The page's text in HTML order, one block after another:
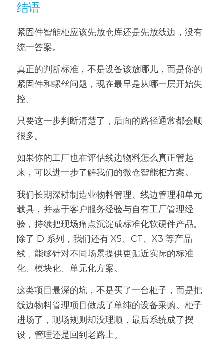
结语
紧固件智能柜应该先放仓库还是先放线边，没有
统一答案。
真正的判断标准，不是设备该放哪儿，而是你的
紧固件和螺丝问题，现在最早是从哪一层开始失
控。
只要这一步判断清楚了，后面的路径通常都会顺
很多。
如果你的工厂也在评估线边物料怎么真正管起
来，可以进一步了解我们的微仓智能柜方案。
我们长期深耕制造业物料管理、线边管理和单元
载具，并基于客户服务经验与自有工厂管理经
验，持续把现场痛点沉淀成标准化软硬件产品。
除了 D 系列，我们还有 X5、CT、X3 等产品
线，能够针对不同场景提供更贴近实际的标准
化、模块化、单元化方案。
这类项目最深的坑，不是买了一台柜子，而是把
线边物料管理项目做成了单纯的设备采购。柜子
进场了，现场规则却没理顺，最后系统成了摆
设，管理还是回到老路上。